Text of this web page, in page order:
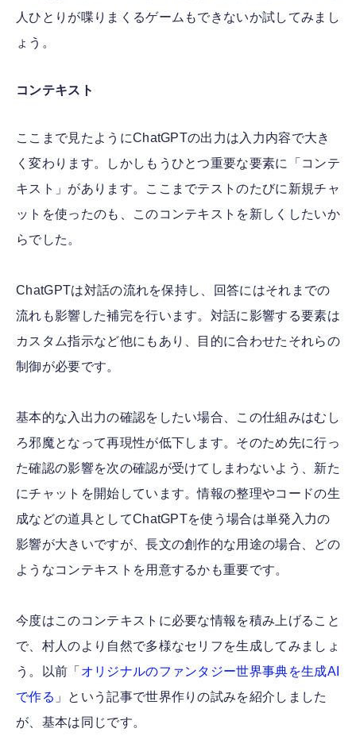
人ひとりが喋りまくるゲームもできないか試してみまし
ょう。
コンテキスト
ここまで見たようにChatGPTの出力は入力内容で大き
く変わります。しかしもうひとつ重要な要素に「コンテ
キスト」があります。ここまでテストのたびに新規チャ
ットを使ったのも、このコンテキストを新しくしたいか
らでした。
ChatGPTは対話の流れを保持し、回答にはそれまでの
流れも影響した補完を行います。対話に影響する要素は
カスタム指示など他にもあり、目的に合わせたそれらの
制御が必要です。
基本的な入出力の確認をしたい場合、この仕組みはむし
ろ邪魔となって再現性が低下します。そのため先に行っ
た確認の影響を次の確認が受けてしまわないよう、新た
にチャットを開始しています。情報の整理やコードの生
成などの道具としてChatGPTを使う場合は単発入力の
影響が大きいですが、長文の創作的な用途の場合、どの
ようなコンテキストを用意するかも重要です。
今度はこのコンテキストに必要な情報を積み上げること
で、村人のより自然で多様なセリフを生成してみましょ
う。以前「 オリジナルのファンタジー世界事典を生成AI
で作る 」という記事で世界作りの試みを紹介しました
が、基本は同じです。